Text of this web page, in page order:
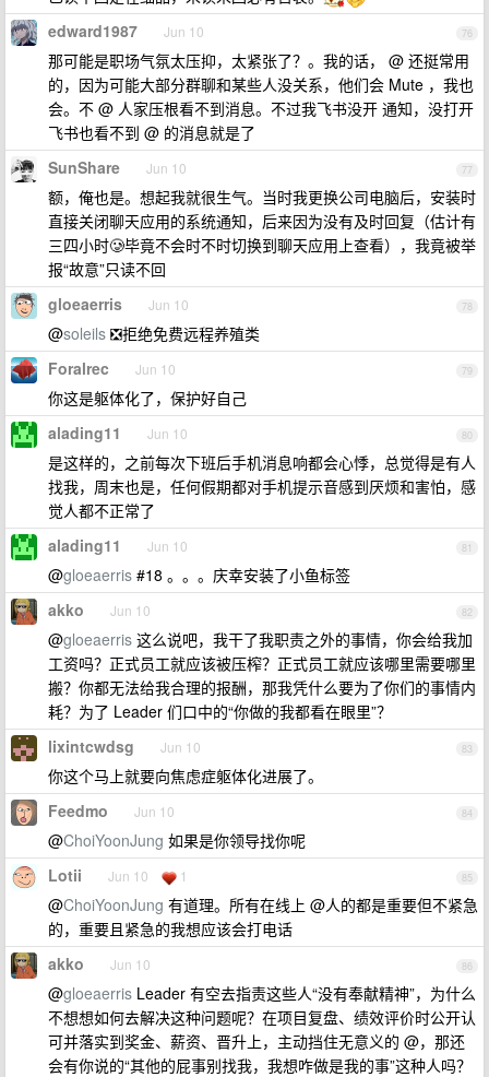
76
edward1987 Jun 10
那可能是职场气氛太压抑，太紧张了？。我的话， @ 还挺常用
的，因为可能大部分群聊和某些人没关系，他们会 Mute ，我也
会。不 @ 人家压根看不到消息。不过我飞书没开 通知，没打开
飞书也看不到 @ 的消息就是了
77
SunShare Jun 10
额，俺也是。想起我就很生气。当时我更换公司电脑后，安装时
直接关闭聊天应用的系统通知，后来因为没有及时回复（估计有
三四小时🥲毕竟不会时不时切换到聊天应用上查看），我竟被举
报“故意”只读不回
78
gloeaerris Jun 10
@soleils ❎拒绝免费远程养殖类
79
Foralrec Jun 10
你这是躯体化了，保护好自己
80
alading11 Jun 10
是这样的，之前每次下班后手机消息响都会心悸，总觉得是有人
找我，周末也是，任何假期都对手机提示音感到厌烦和害怕，感
觉人都不正常了
81
alading11 Jun 10
@gloeaerris #18 。。。庆幸安装了小鱼标签
82
akko Jun 10
@gloeaerris 这么说吧，我干了我职责之外的事情，你会给我加
工资吗？正式员工就应该被压榨？正式员工就应该哪里需要哪里
搬？你都无法给我合理的报酬，那我凭什么要为了你们的事情内
耗？为了 Leader 们口中的“你做的我都看在眼里”？
83
lixintcwdsg Jun 10
你这个马上就要向焦虑症躯体化进展了。
84
Feedmo Jun 10
@ChoiYoonJung 如果是你领导找你呢
85
Lotii Jun 10 1
@ChoiYoonJung 有道理。所有在线上 @人的都是重要但不紧急
的，重要且紧急的我想应该会打电话
86
akko Jun 10
@gloeaerris Leader 有空去指责这些人“没有奉献精神”，为什么
不想想如何去解决这种问题呢？在项目复盘、绩效评价时公开认
可并落实到奖金、薪资、晋升上，主动挡住无意义的 @，那还
会有你说的“其他的屁事别找我，我想咋做是我的事”这种人吗？